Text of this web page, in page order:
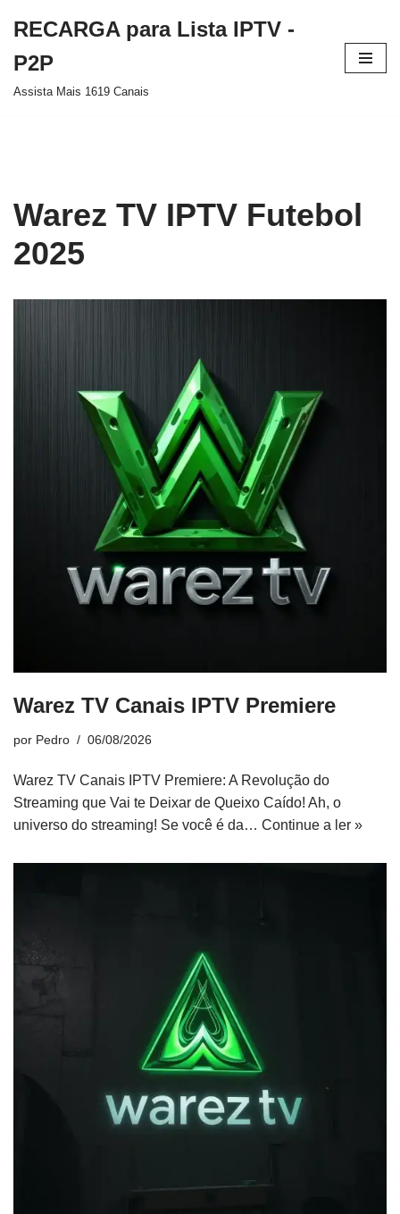
para
o
RECARGA para Lista IPTV -
P2P
Assista Mais 1619 Canais
Warez TV IPTV Futebol
2025
Warez TV Canais IPTV Premiere
por Pedro 06/08/2026
Warez TV Canais IPTV Premiere: A Revolução do
Streaming que Vai te Deixar de Queixo Caído! Ah, o
universo do streaming! Se você é da… Continue a ler »